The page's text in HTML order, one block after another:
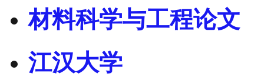
材料科学与工程论文
江汉大学